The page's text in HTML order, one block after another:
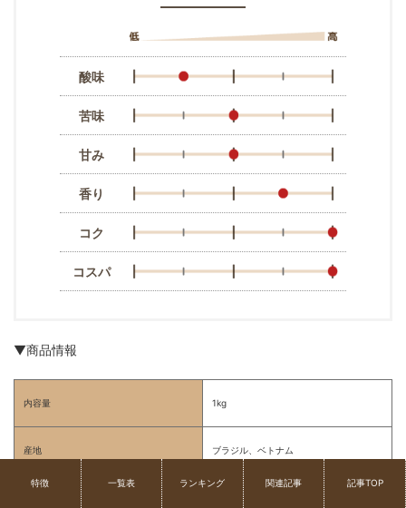
酸味
苦味
甘み
香り
コク
コスパ
▼商品情報
内容量 1kg
産地 ブラジル、ベトナム
特徴 一覧表 ランキング 関連記事 記事TOP